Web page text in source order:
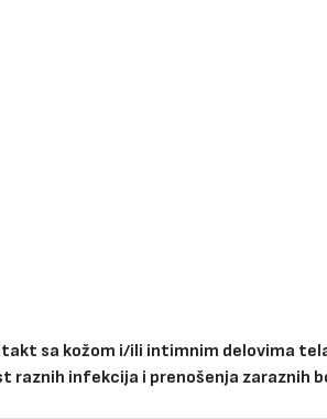
sa kožom i/ili intimnim delovima
raznih infekcija i prenošenja zaraznih